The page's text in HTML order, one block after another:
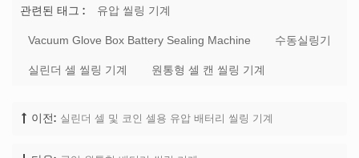
관련된 태그 : 유압 씰링 기계
Vacuum Glove Box Battery Sealing Machine 수동실링기
실린더 셀 씰링 기계 원통형 셀 캔 씰링 기계
이전: 실린더 셀 및 코인 셀용 유압 배터리 씰링 기계